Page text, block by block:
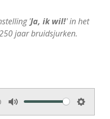
'Ja, ik wil!' in het
jaar bruidsjurken.
M
S